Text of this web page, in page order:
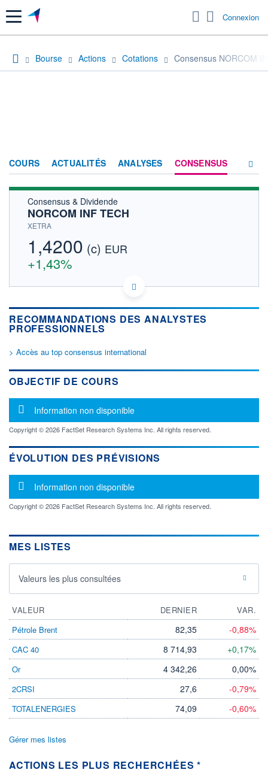
Menu Connexion
Bourse Actions Cotations Consensus NORCOM
COURS ACTUALITÉS ANALYSES CONSENSUS
Consensus & Dividende
NORCOM INF TECH
XETRA
1,4200 (c) EUR
+1,43%
DE000A12UP37 NC5A
Politique d'exécution
Cotation sur les autres places
0,0000 1,4000
+ HAUT
1,4400
+ BAS
0,0000
VOLUME
505 0,00%
LIMITE À LA
BAISSE
8,7000 11,5000
RENDEMENT
- -
DERNIER
0,00 EUR
DATE
DIVIDENDE
-
PROCHAIN
Non éligible
Boursobank
RECOMMANDATIONS DES ANALYSTES
PROFESSIONNELS
> Accès au top consensus international
OBJECTIF DE COURS
Message d'information
Information non disponible
Copyright © 2026 FactSet Research Systems Inc. All rights reserved.
ÉVOLUTION DES PRÉVISIONS
Message d'information
Information non disponible
Copyright © 2026 FactSet Research Systems Inc. All rights reserved.
MES LISTES
Valeurs les plus consultées
VALEUR DERNIER
VAR.
Pétrole Brent
82,35 -0,88%
CAC 40 8 714,93 +0,17%
Or 4 342,26 0,00%
2CRSI 27,6 -0,79%
TOTALENERGIES 74,09 -0,60%
Gérer mes listes
ACTIONS LES PLUS RECHERCHÉES *